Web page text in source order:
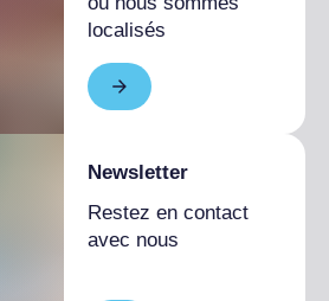
localisés
Newsletter
Restez en contact
avec nous